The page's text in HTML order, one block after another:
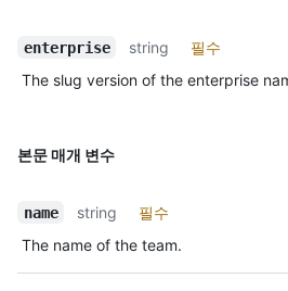
enterprise string
필수
The slug version of the enterprise
본문 매개 변수
name string
필수
The name of the team.